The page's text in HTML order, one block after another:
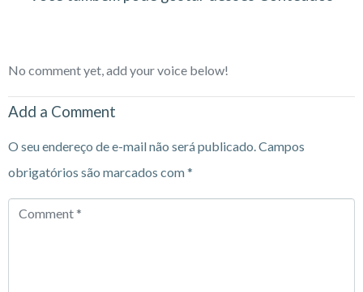
No comment yet, add your voice below!
Add a Comment
O seu endereço de e-mail não será publicado.Campos
obrigatórios são marcados com*
Comment